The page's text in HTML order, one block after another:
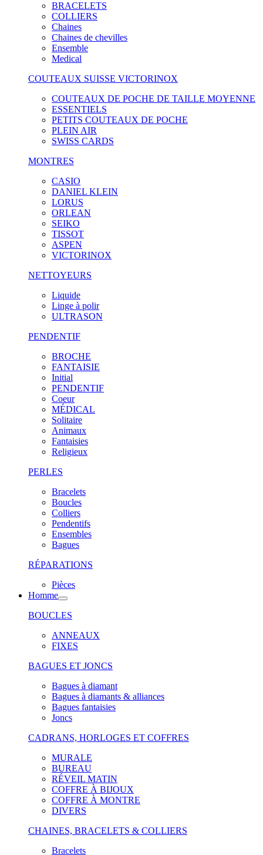
BRACELETS
COLLIERS
Chaines
Chaines de chevilles
Ensemble
Medical
COUTEAUX SUISSE VICTORINOX
COUTEAUX DE POCHE DE TAILLE MOYENNE
ESSENTIELS
PETITS COUTEAUX DE POCHE
PLEIN AIR
SWISS CARDS
MONTRES
CASIO
DANIEL KLEIN
LORUS
ORLEAN
SEIKO
TISSOT
ASPEN
VICTORINOX
NETTOYEURS
Liquide
Linge à polir
ULTRASON
PENDENTIF
BROCHE
FANTAISIE
Initial
PENDENTIF
Coeur
MÉDICAL
Solitaire
Animaux
Fantaisies
Religieux
PERLES
Bracelets
Boucles
Colliers
Pendentifs
Ensembles
Bagues
RÉPARATIONS
Pièces
Homme
BOUCLES
ANNEAUX
FIXES
BAGUES ET JONCS
Bagues à diamant
Bagues à diamants & alliances
Bagues fantaisies
Joncs
CADRANS, HORLOGES ET COFFRES
MURALE
BUREAU
RÉVEIL MATIN
COFFRE À BIJOUX
COFFRE À MONTRE
DIVERS
CHAINES, BRACELETS & COLLIERS
Bracelets